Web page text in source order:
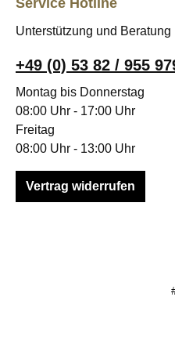
Service Hotline
Unterstützung und Beratung
+49 (0) 53 82 / 955
Montag bis Donnerstag
08:00 Uhr - 17:00 Uhr
Freitag
08:00 Uhr - 13:00 Uhr
Vertrag widerrufen